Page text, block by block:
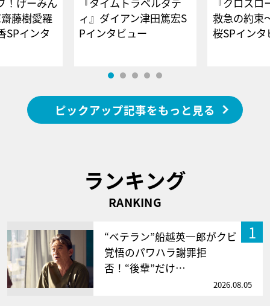
藤樹愛羅
SPインタ
ィ』ダイアン津田篤宏S
Pインタビュー
救急の約束
桜SPイ
ピックアップ記事をもっと見る
ランキング
RANKING
1
“ベテラン”船越英一郎がクビ
覚悟のパワハラ謝罪拒
否！“後輩”だけ…
2026.08.05